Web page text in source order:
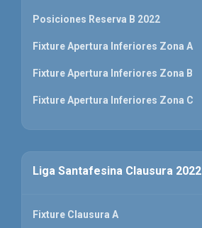
Posiciones Reserva B 2022
Fixture Apertura Inferiores Zona A
Fixture Apertura Inferiores Zona B
Fixture Apertura Inferiores Zona C
Liga Santafesina Clausura 2022
Fixture Clausura A